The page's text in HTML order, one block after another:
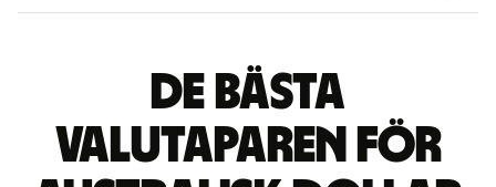
De bästa
valutaparen för